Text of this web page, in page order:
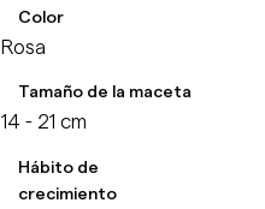
Color
Rosa
Tamaño de la maceta
14 - 21 cm
Hábito de
crecimiento